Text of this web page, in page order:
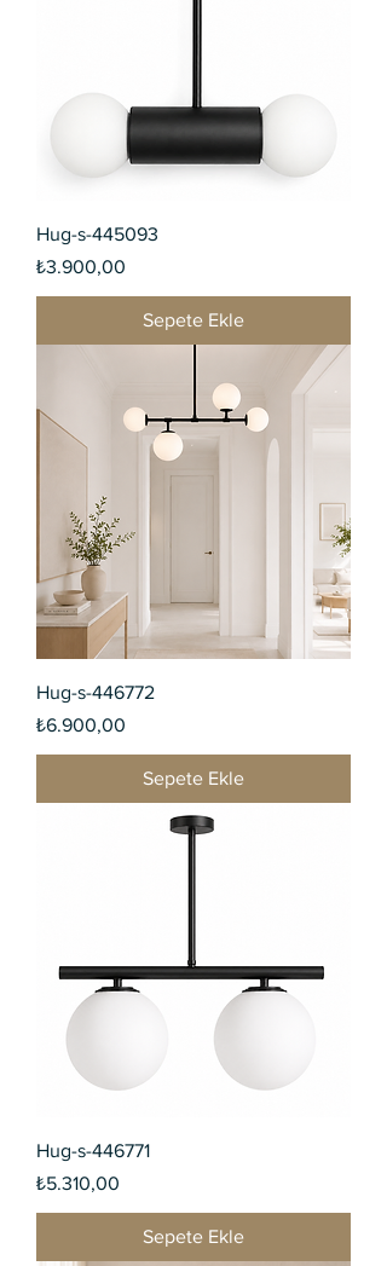
Hug-s-445093
Fiyat
₺3.900,00
Sepete Ekle
Hug-s-446772
Fiyat
₺6.900,00
Sepete Ekle
Hug-s-446771
Fiyat
₺5.310,00
Sepete Ekle